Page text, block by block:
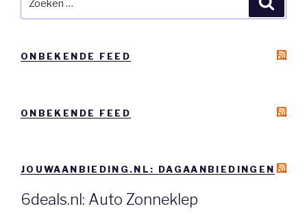
naar:
ONBEKENDE FEED
ONBEKENDE FEED
JOUWAANBIEDING.NL: DAGAANBIEDINGEN
6deals.nl: Auto Zonneklep